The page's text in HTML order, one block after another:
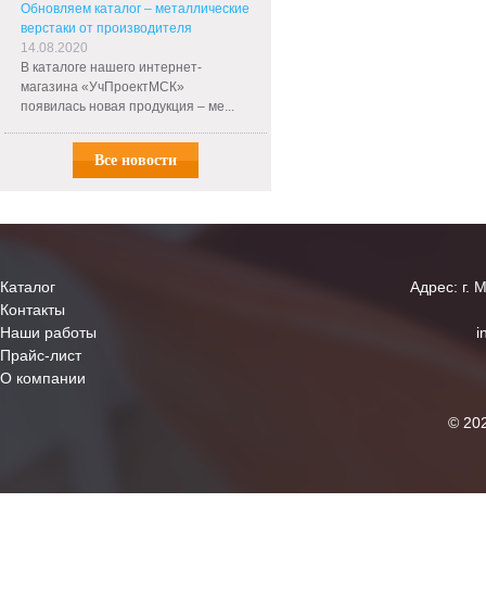
Обновляем каталог – металлические
верстаки от производителя
14.08.2020
В каталоге нашего интернет-
магазина «УчПроектМСК»
появилась новая продукция – ме...
Все новости
Каталог
Контакты
Наши работы
Прайс-лист
О компании
Адрес: г.
©